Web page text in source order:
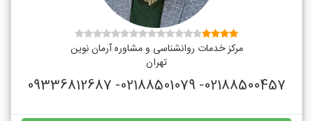
مرکز خدمات روانشناسی و مشاوره آرمان نوین
تهران
02188500457- 02188501079- 09336812687